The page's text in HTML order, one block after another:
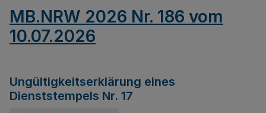
MB.NRW 2026 Nr. 186 vom
10.07.2026
Ungültigkeitserklärung eines
Dienststempels Nr. 17